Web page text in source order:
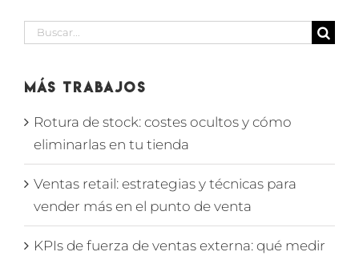
Buscar:
Más Trabajos
Rotura de stock: costes ocultos y cómo
eliminarlas en tu tienda
Ventas retail: estrategias y técnicas para
vender más en el punto de venta
KPIs de fuerza de ventas externa: qué medir